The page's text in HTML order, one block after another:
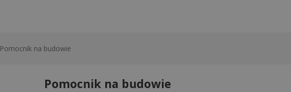
Pomocnik na budowie
Pomocnik na budowie